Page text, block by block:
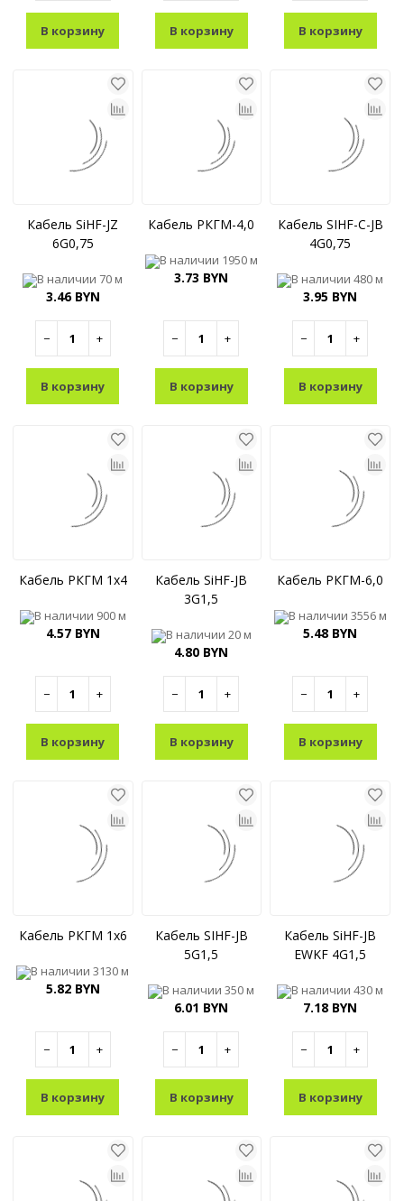
В корзину В корзину В корзину
Кабель SiHF-JZ
6G0,75
В наличии70 м
3.46 BYN
− +
В корзину
Кабель РКГМ-4,0
В наличии 1950 м
3.73 BYN
− +
В корзину
Кабель SIHF-C-JB
4G0,75
В наличии480 м
3.95 BYN
− +
В корзину
Кабель РКГМ 1x4
В наличии 900 м
4.57 BYN
− +
В корзину
Кабель SiHF-JB
3G1,5
В наличии 20 м
4.80 BYN
− +
В корзину
Кабель РКГМ-6,0
В наличии 3556 м
5.48 BYN
− +
В корзину
Кабель РКГМ 1x6
В наличии3130 м
5.82 BYN
− +
В корзину
Кабель SIHF-JB
5G1,5
В наличии350 м
6.01 BYN
− +
В корзину
Кабель SiHF-JB
EWKF 4G1,5
В наличии430 м
7.18 BYN
− +
В корзину